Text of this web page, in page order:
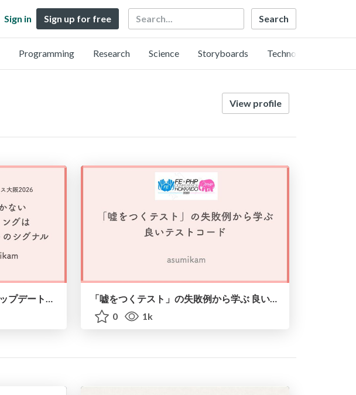
Sign in Sign up for free Search
Programming Research Science Storyboards Technology
View profile
ときめかないミーティングはアップデートのシグナル #scrumosaka
「嘘をつくテスト」の失敗例から学ぶ 良いテストコード #frontend_phpcon_do
0
1k